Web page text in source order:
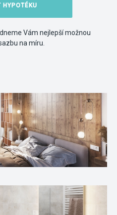
HYPOTÉKU
Vám nejlepší možnou
na míru.